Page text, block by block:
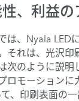
、利益の
は、Nyala LED
それは、光沢印
次のように説明
ロモーションに
、印刷表面の